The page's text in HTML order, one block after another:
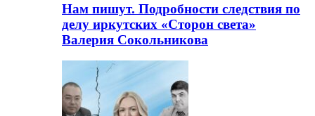
Нам пишут. Подробности следствия по
делу иркутских «Сторон света»
Валерия Сокольникова